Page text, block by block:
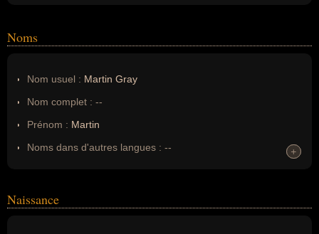
Noms
Nom usuel : Martin Gray
Nom complet : --
Prénom : Martin
Noms dans d'autres langues : --
Nom de famille :Gray
+
+
Naissance